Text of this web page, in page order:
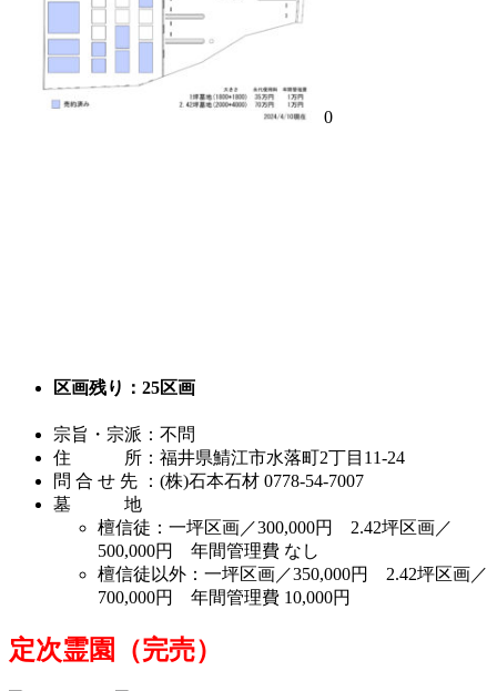
0
区画残り：25区画
宗旨・宗派：不問
住 所：福井県鯖江市水落町2丁目11-24
問 合 せ 先 ：(株)石本石材 0778-54-7007
墓 地
檀信徒：一坪区画／300,000円 2.42坪区画／
500,000円 年間管理費 なし
檀信徒以外： 一坪区画／350,000円 2.42坪区画／
700,000円 年間管理費 10,000円
定次霊園（完売）